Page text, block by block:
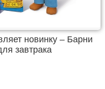
новинку – Барни
завтрака